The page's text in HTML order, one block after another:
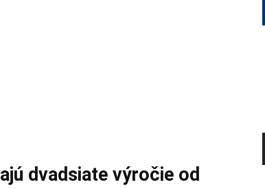
dvadsiate výročie od